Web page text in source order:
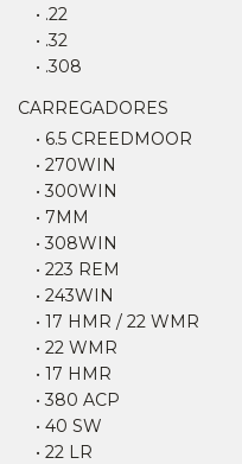
• .22
• .32
• .308
CARREGADORES
• 6.5 CREEDMOOR
• 270WIN
• 300WIN
• 7MM
• 308WIN
• 223 REM
• 243WIN
• 17 HMR / 22 WMR
• 22 WMR
• 17 HMR
• 380 ACP
• 40 SW
• 22 LR